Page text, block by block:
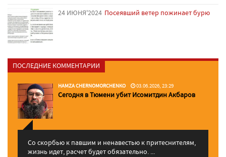
24 ИЮНЯ'2024 Посеявший ветер пожинает бурю
ПОСЛЕДНИЕ КОММЕНТАРИИ
HAMZA CHERNOMORCHENKO 03.06.2026, 23:29
Сегодня в Тюмени убит Исомитдин Акбаров
Со скорбью к павшим и ненавестью к притеснителям,
жизнь идет, расчет будет обязательно. ...